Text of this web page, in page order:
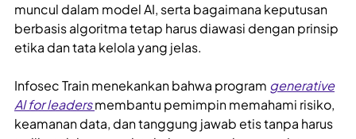
muncul dalam model AI, serta bagaimana keputusan
berbasis algoritma tetap harus diawasi dengan prinsip
etika dan tata kelola yang jelas.
Infosec Train menekankan bahwa program generative
AI for leadersmembantu pemimpin memahami risiko,
keamanan data, dan tanggung jawab etis tanpa harus